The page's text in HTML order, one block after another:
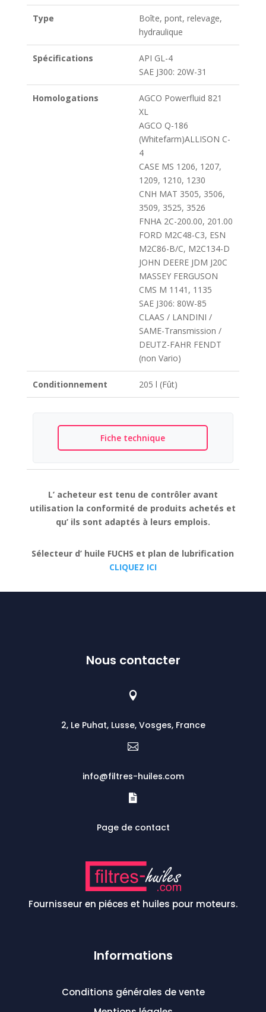
Type
Boîte, pont, relevage,
hydraulique
Spécifications
API GL-4
SAE J300: 20W-31
Homologations
AGCO Powerfluid 821
XL
AGCO Q-186
(Whitefarm)ALLISON C-
4
CASE MS 1206, 1207,
1209, 1210, 1230
CNH MAT 3505, 3506,
3509, 3525, 3526
FNHA 2C-200.00, 201.00
FORD M2C48-C3, ESN
M2C86-B/C, M2C134-D
JOHN DEERE JDM J20C
MASSEY FERGUSON
CMS M 1141, 1135
SAE J306: 80W-85
CLAAS / LANDINI /
SAME-Transmission /
DEUTZ-FAHR FENDT
(non Vario)
Conditionnement 205 l (Fût)
Fiche technique
L’ acheteur est tenu de contrôler avant
utilisation la conformité de produits achetés et
qu’ ils sont adaptés à leurs emplois.
Sélecteur d’ huile FUCHS et plan de lubrification
CLIQUEZ ICI
Nous contacter

2, Le Puhat, Lusse, Vosges, France

info@filtres-huiles.com

Page de contact
Fournisseur en piéces et huiles pour moteurs.
Informations
Conditions générales de vente